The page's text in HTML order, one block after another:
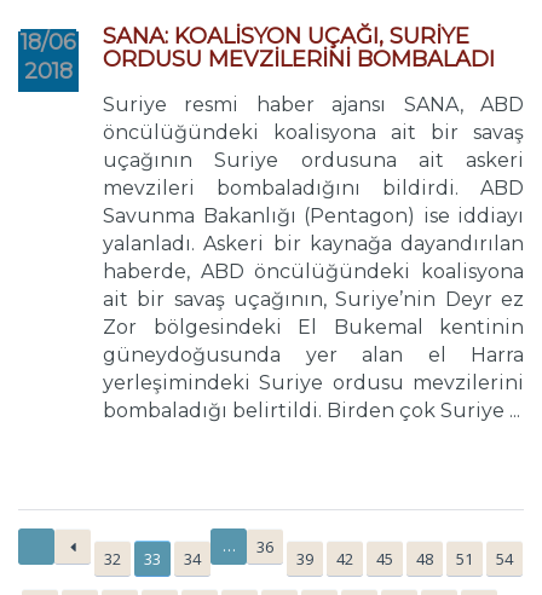
18/06
2018
SANA: KOALİSYON UÇAĞI, SURİYE
ORDUSU MEVZİLERİNİ BOMBALADI
Suriye resmi haber ajansı SANA, ABD
öncülüğündeki koalisyona ait bir savaş
uçağının Suriye ordusuna ait askeri
mevzileri bombaladığını bildirdi. ABD
Savunma Bakanlığı (Pentagon) ise iddiayı
yalanladı. Askeri bir kaynağa dayandırılan
haberde, ABD öncülüğündeki koalisyona
ait bir savaş uçağının, Suriye’nin Deyr ez
Zor bölgesindeki El Bukemal kentinin
güneydoğusunda yer alan el Harra
yerleşimindeki Suriye ordusu mevzilerini
bombaladığı belirtildi. Birden çok Suriye ...
32 33 34
… 36
39 42 45 48 51 54